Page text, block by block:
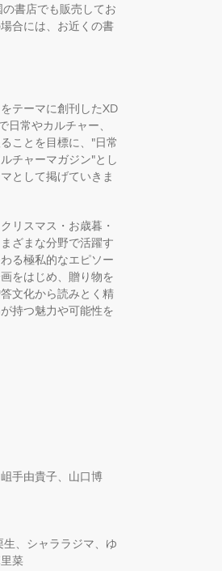
書店でも販売してお
合には、お近くの書
テーマに創刊したXD
日常やカルチャー、
ことを目標に、"日常
チャーマガジン"とし
として掲げていきま
リスマス・お歳暮・
ざまな分野で活躍す
る極私的なエピソー
をはじめ、贈り物を
文化から読みとく精
持つ魅力や可能性を
手由貴子、山口博
、シャララジマ、ゆ
菜